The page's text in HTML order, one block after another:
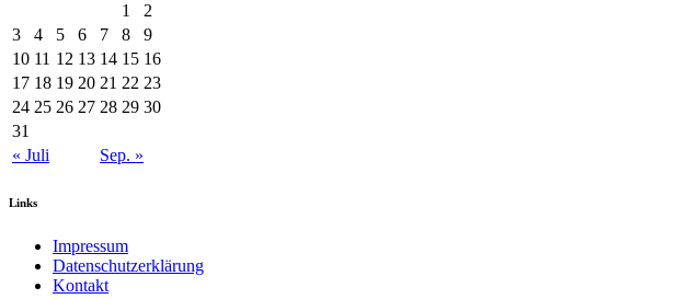
1
2
3
4 5 6 7 8
9
10 11 12 13 14 15 16
17 18 19 20 21 22 23
24 25 26 27 28 29 30
31
« Juli
Sep. »
Links
Impressum
Datenschutzerklärung
Kontakt